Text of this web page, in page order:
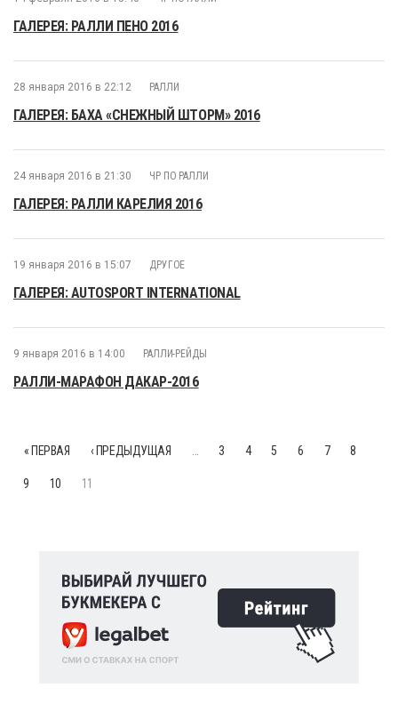
ГАЛЕРЕЯ: РАЛЛИ ПЕНО 2016
28 января 2016 в 22:12 РАЛЛИ
ГАЛЕРЕЯ: БАХА «СНЕЖНЫЙ ШТОРМ» 2016
24 января 2016 в 21:30 ЧР ПО РАЛЛИ
ГАЛЕРЕЯ: РАЛЛИ КАРЕЛИЯ 2016
19 января 2016 в 15:07 ДРУГОЕ
ГАЛЕРЕЯ: AUTOSPORT INTERNATIONAL
9 января 2016 в 14:00 РАЛЛИ-РЕЙДЫ
РАЛЛИ-МАРАФОН ДАКАР-2016
« ПЕРВАЯ ‹ ПРЕДЫДУЩАЯ 3 4 5 6 7 8
9 10 11